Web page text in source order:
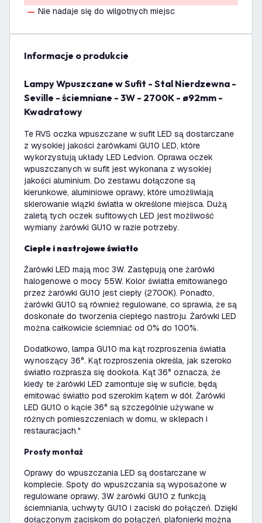
Nie nadaje się do wilgotnych miejsc
informacje o produkcie
Lampy Wpuszczane w Sufit - Stal Nierdzewna -
Seville - ściemniane - 3W - 2700K - ø92mm -
Kwadratowy
Te RVS oczka wpuszczane w sufit LED są dostarczane
z wysokiej jakości żarówkami GU10 LED, które
wykorzystują układy LED Ledvion. Oprawa oczek
wpuszczanych w sufit jest wykonana z wysokiej
jakości aluminium. Do zestawu dołączone są
kierunkowe, aluminiowe oprawy, które umożliwiają
skierowanie wiązki światła w określone miejsca. Dużą
zaletą tych oczek sufitowych LED jest możliwość
wymiany żarówki GU10 w razie potrzeby.
Ciepłe i nastrojowe światło
Żarówki LED mają moc 3W. Zastępują one żarówki
halogenowe o mocy 55W. Kolor światła emitowanego
przez żarówki GU10 jest ciepły (2700K). Ponadto,
żarówki GU10 są również regulowane, co sprawia, że są
doskonałe do tworzenia ciepłego nastroju. Żarówki LED
można całkowicie ściemniać od 0% do 100%.
Dodatkowo, lampa GU10 ma kąt rozproszenia światła
wynoszący 36°. Kąt rozproszenia określa, jak szeroko
światło rozprasza się dookoła. Kąt 36° oznacza, że
kiedy te żarówki LED zamontuje się w suficie, będą
emitować światło pod szerokim kątem w dół. Żarówki
LED GU10 o kącie 36° są szczególnie używane w
różnych pomieszczeniach w domu, w sklepach i
restauracjach."
Prosty montaż
Oprawy do wpuszczania LED są dostarczane w
komplecie. Spoty do wpuszczania są wyposażone w
regulowane oprawy, 3W żarówki GU10 z funkcją
ściemniania, uchwyty GU10 i zaciski do połączeń. Dzięki
dołączonym zaciskom do połączeń, plafonierki można